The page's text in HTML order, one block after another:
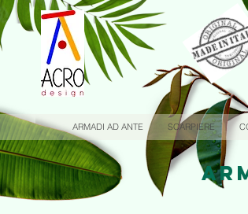
ARMADI AD ANTE SCARPIERE